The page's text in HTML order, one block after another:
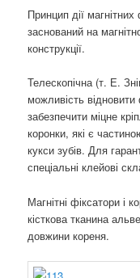
Принцип дії
заснований на
конструкції.
Телескопічна (т. Е.
можливість
забезпечити міцне
коронки, які є
кукси зубів. Для
спеціальні клейові
Магнітні фіксатори і
кісткова тканина
довжини кореня.